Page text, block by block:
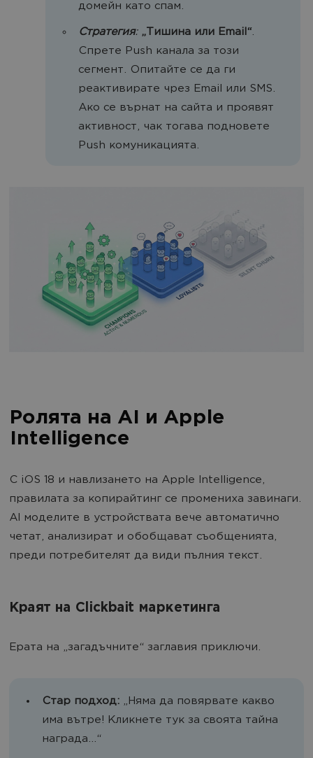
домейн като спам.
Стратегия: „Тишина или Email“.
Спрете Push канала за този
сегмент. Опитайте се да ги
реактивирате чрез Email или SMS.
Ако се върнат на сайта и проявят
активност, чак тогава подновете
Push комуникацията.
Ролята на AI и Apple
Intelligence
С iOS 18 и навлизането на Apple Intelligence,
правилата за копирайтинг се промениха завинаги.
AI моделите в устройствата вече автоматично
четат, анализират и обобщават съобщенията,
преди потребителят да види пълния текст.
Краят на Clickbait маркетинга
Ерата на „загадъчните“ заглавия приключи.
Стар подход: „Няма да повярвате какво
има вътре! Кликнете тук за своята тайна
награда...“